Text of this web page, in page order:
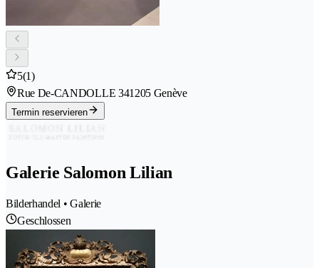
5(1)
Rue De-CANDOLLE 341205 Genève
Termin reservieren
Galerie Salomon Lilian
Bilderhandel • Galerie
Geschlossen